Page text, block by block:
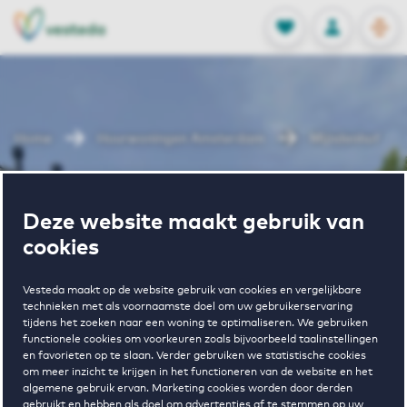
Deze website maakt gebruik van
cookies
Vesteda maakt op de website gebruik van cookies en vergelijkbare
technieken met als voornaamste doel om uw gebruikerservaring
tijdens het zoeken naar een woning te optimaliseren. We gebruiken
functionele cookies om voorkeuren zoals bijvoorbeeld taalinstellingen
en favorieten op te slaan. Verder gebruiken we statistische cookies
om meer inzicht te krijgen in het functioneren van de website en het
algemene gebruik ervan. Marketing cookies worden door derden
FAVORIETEN
Opgeslagen
INLOGGEN
NL
EN
Wonen in
Mijndenhof
Regelmatig beschikbaar